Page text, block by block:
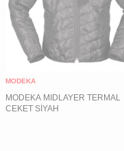
MODEKA
MODEKA MIDLAYER TERMAL
CEKET SİYAH